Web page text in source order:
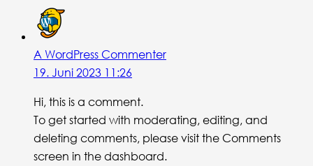
A WordPress Commenter
19. Juni 2023 11:26
Hi, this is a comment.
To get started with moderating, editing, and
deleting comments, please visit the Comments
screen in the dashboard.